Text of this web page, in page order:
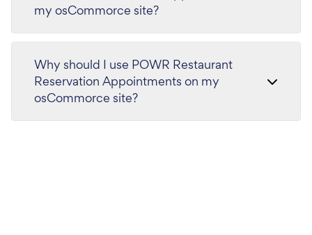
my osCommorce site?
Why should I use POWR Restaurant
Reservation Appointments on my
osCommorce site?